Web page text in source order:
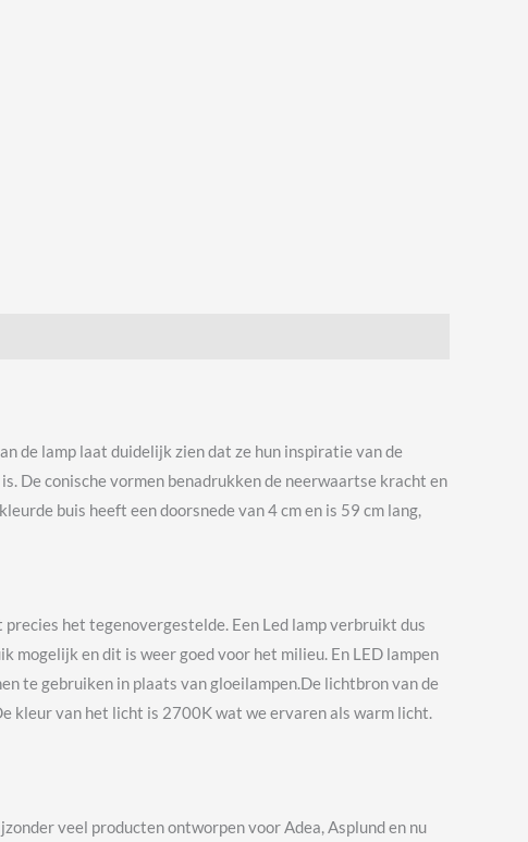
de lamp laat duidelijk zien dat ze hun inspiratie van de
De conische vormen benadrukken de neerwaartse kracht en
buis heeft een doorsnede van 4 cm en is 59 cm lang,
het tegenovergestelde. Een Led lamp verbruikt dus
en dit is weer goed voor het milieu. En LED lampen
te gebruiken in plaats van gloeilampen.De lichtbron van de
kleur van het licht is 2700K wat we ervaren als warm licht.
veel producten ontworpen voor Adea, Asplund en nu